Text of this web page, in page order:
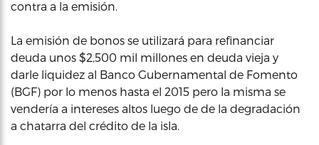
contra a la emisión.
La emisión de bonos se utilizará para refinanciar
deuda unos $2,500 mil millones en deuda vieja y
darle liquidez al Banco Gubernamental de Fomento
(BGF) por lo menos hasta el 2015 pero la misma se
vendería a intereses altos luego de de la degradación
a chatarra del crédito de la isla.